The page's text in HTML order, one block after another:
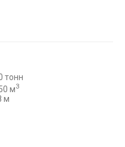
тонн
м3
м